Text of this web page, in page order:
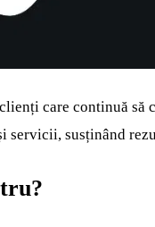
clienți care continuă
servicii, susținând